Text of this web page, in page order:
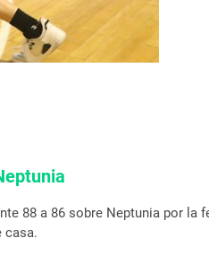
88 a 86 sobre Neptunia por
casa.